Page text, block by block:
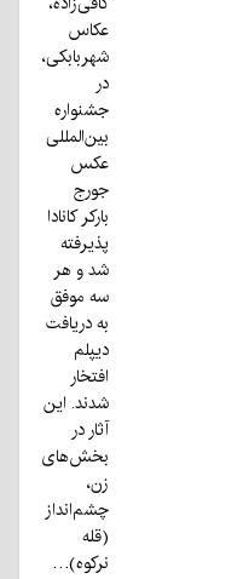
عکاس
شهربابکی،
در
جشنواره
بین‌المللی
عکس
جورج
بارکر کانادا
پذیرفته
شد و هر
سه موفق
به دریافت
دیپلم
افتخار
شدند. این
آثار در
بخش‌های
زن،
چشم‌انداز
(قله
نرکوه)…